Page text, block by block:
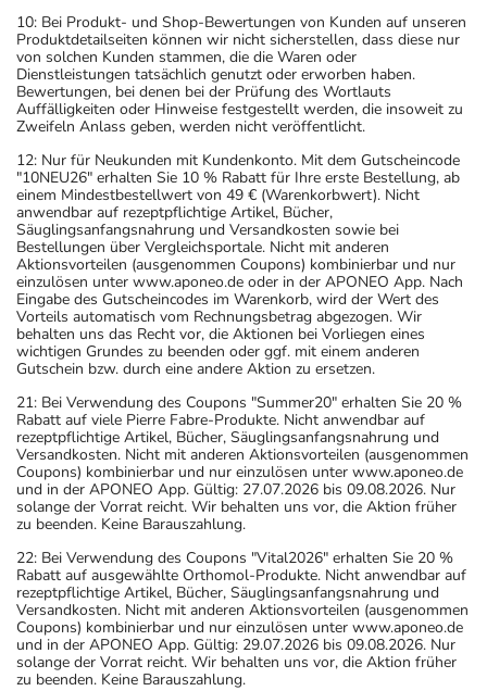
10: Bei Produkt- und Shop-Bewertungen von Kunden auf unseren
Produktdetailseiten können wir nicht sicherstellen, dass diese nur
von solchen Kunden stammen, die die Waren oder
Dienstleistungen tatsächlich genutzt oder erworben haben.
Bewertungen, bei denen bei der Prüfung des Wortlauts
Auffälligkeiten oder Hinweise festgestellt werden, die insoweit zu
Zweifeln Anlass geben, werden nicht veröffentlicht.
12: Nur für Neukunden mit Kundenkonto. Mit dem Gutscheincode
"10NEU26" erhalten Sie 10 % Rabatt für Ihre erste Bestellung, ab
einem Mindestbestellwert von 49 € (Warenkorbwert). Nicht
anwendbar auf rezeptpflichtige Artikel, Bücher,
Säuglingsanfangsnahrung und Versandkosten sowie bei
Bestellungen über Vergleichsportale. Nicht mit anderen
Aktionsvorteilen (ausgenommen Coupons) kombinierbar und nur
einzulösen unter www.aponeo.de oder in der APONEO App. Nach
Eingabe des Gutscheincodes im Warenkorb, wird der Wert des
Vorteils automatisch vom Rechnungsbetrag abgezogen. Wir
behalten uns das Recht vor, die Aktionen bei Vorliegen eines
wichtigen Grundes zu beenden oder ggf. mit einem anderen
Gutschein bzw. durch eine andere Aktion zu ersetzen.
21: Bei Verwendung des Coupons "Summer20" erhalten Sie 20 %
Rabatt auf viele Pierre Fabre-Produkte. Nicht anwendbar auf
rezeptpflichtige Artikel, Bücher, Säuglingsanfangsnahrung und
Versandkosten. Nicht mit anderen Aktionsvorteilen (ausgenommen
Coupons) kombinierbar und nur einzulösen unter www.aponeo.de
und in der APONEO App. Gültig: 27.07.2026 bis 09.08.2026. Nur
solange der Vorrat reicht. Wir behalten uns vor, die Aktion früher
zu beenden. Keine Barauszahlung.
22: Bei Verwendung des Coupons "Vital2026" erhalten Sie 20 %
Rabatt auf ausgewählte Orthomol-Produkte. Nicht anwendbar auf
rezeptpflichtige Artikel, Bücher, Säuglingsanfangsnahrung und
Versandkosten. Nicht mit anderen Aktionsvorteilen (ausgenommen
Coupons) kombinierbar und nur einzulösen unter www.aponeo.de
und in der APONEO App. Gültig: 29.07.2026 bis 09.08.2026. Nur
solange der Vorrat reicht. Wir behalten uns vor, die Aktion früher
zu beenden. Keine Barauszahlung.